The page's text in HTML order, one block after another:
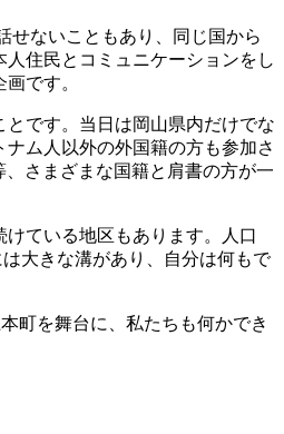
せないこともあり、同じ国から
住民とコミュニケーションをし
です。
です。当日は岡山県内だけでな
ム人以外の外国籍の方も参加さ
さまざまな国籍と肩書の方が一
ている地区もあります。人口
大きな溝があり、自分は何もで
町を舞台に、私たちも何かでき